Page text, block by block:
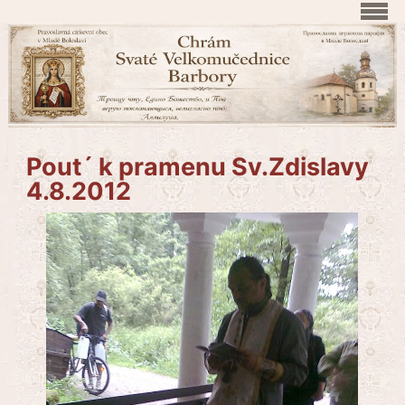
Pout´ k pramenu Sv.Zdislavy
4.8.2012